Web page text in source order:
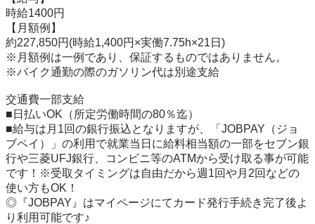
時給1400円
【月額例】
約227,850円(時給1,400円×実働7.75h×21日)
※月額例は一例であり、保証するものではありません。
※バイク通勤の際のガソリン代は別途支給
交通費一部支給
■日払いOK（所定労働時間の80％迄）
■給与は月1回の銀行振込となりますが、「JOBPAY（ジョ
ブペイ）」の利用で就業当日に給料相当額の一部をセブン銀
行や三菱UFJ銀行、コンビニ等のATMから受け取る事が可能
です！※受取タイミングは自由だから週1回や月2回などの
使い方もOK！
◎『JOBPAY』はマイページにてカード発行手続き完了後よ
り利用可能です♪